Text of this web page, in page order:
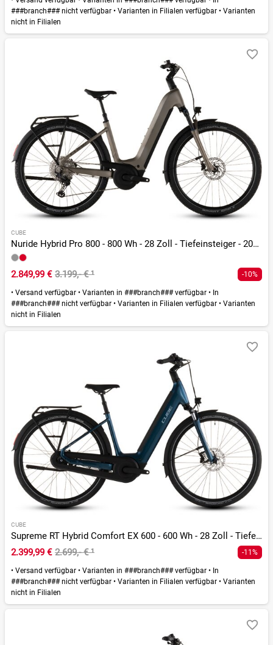
###branch### nicht verfügbar • Varianten in Filialen verfügbar • Varianten
nicht in Filialen
CUBE
Nuride Hybrid Pro 800 - 800 Wh - 28 Zoll - Tiefeinsteiger - 2026
2.849,99 € 3.199,- €¹ -10%
• Versand verfügbar • Varianten in ###branch### verfügbar • In
###branch### nicht verfügbar • Varianten in Filialen verfügbar • Varianten
nicht in Filialen
CUBE
Supreme RT Hybrid Comfort EX 600 - 600 Wh - 28 Zoll - Tiefeinsteiger - 2026
2.399,99 € 2.699,- €¹ -11%
• Versand verfügbar • Varianten in ###branch### verfügbar • In
###branch### nicht verfügbar • Varianten in Filialen verfügbar • Varianten
nicht in Filialen